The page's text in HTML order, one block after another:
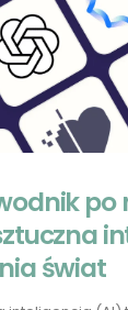
po
świat